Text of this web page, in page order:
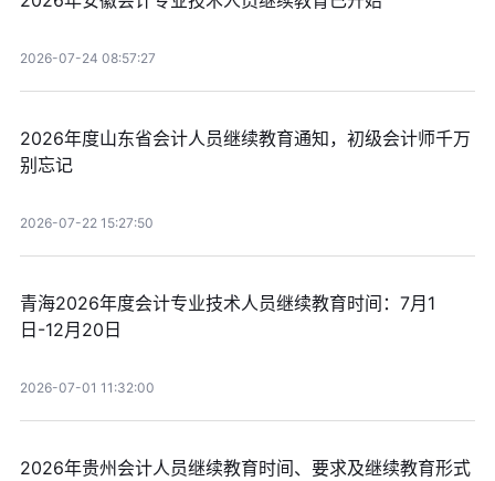
2026-07-24 08:57:27
2026年度山东省会计人员继续教育通知，初级会计师千万
别忘记
2026-07-22 15:27:50
青海2026年度会计专业技术人员继续教育时间：7月1
日-12月20日
2026-07-01 11:32:00
2026年贵州会计人员继续教育时间、要求及继续教育形式